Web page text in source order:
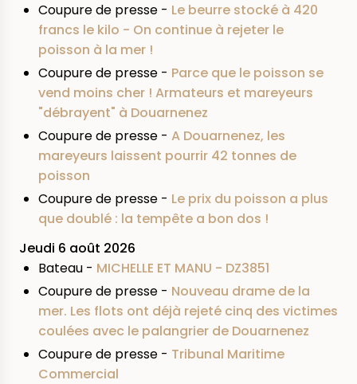
Coupure de presse - Le beurre stocké à 420
francs le kilo - On continue à rejeter le
poisson à la mer !
Coupure de presse - Parce que le poisson se
vend moins cher ! Armateurs et mareyeurs
"débrayent" à Douarnenez
Coupure de presse - A Douarnenez, les
mareyeurs laissent pourrir 42 tonnes de
poisson
Coupure de presse - Le prix du poisson a plus
que doublé : la tempête a bon dos !
Jeudi 6 août 2026
Bateau - MICHELLE ET MANU - DZ3851
Coupure de presse - Nouveau drame de la
mer. Les flots ont déjà rejeté cinq des victimes
coulées avec le palangrier de Douarnenez
Coupure de presse - Tribunal Maritime
Commercial